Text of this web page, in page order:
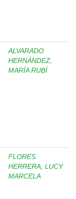
ALVARADO
HERNÁNDEZ,
MARÍA RUBÍ
FLORES
HERRERA, LUCY
MARCELA